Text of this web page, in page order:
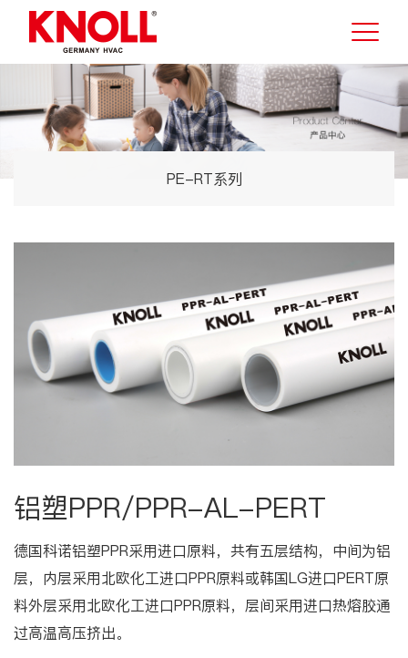
PE-RT系列
铝塑PPR/PPR-AL-PERT
德国科诺铝塑PPR采用进口原料，共有五层结构，中间为铝
层，内层采用北欧化工进口PPR原料或韩国LG进口PERT原
料外层采用北欧化工进口PPR原料，层间采用进口热熔胶通
过高温高压挤出。